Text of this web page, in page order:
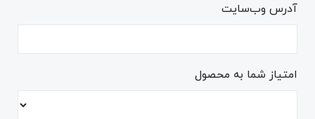
آدرس وب‌سایت
امتیاز شما به محصول